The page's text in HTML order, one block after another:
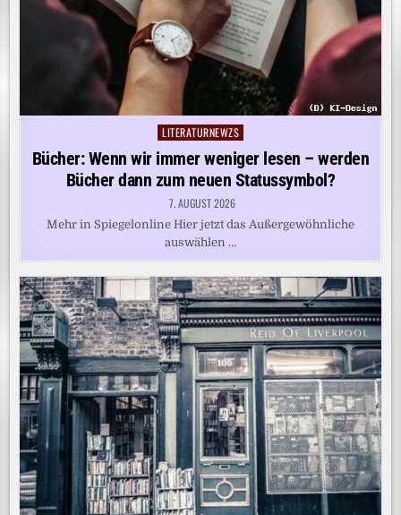
Posted
in
LITERATURNEWZS
Bücher: Wenn wir immer weniger lesen – werden
Bücher dann zum neuen Statussymbol?
7. AUGUST 2026
Mehr in Spiegelonline Hier jetzt das Außergewöhnliche
auswählen …